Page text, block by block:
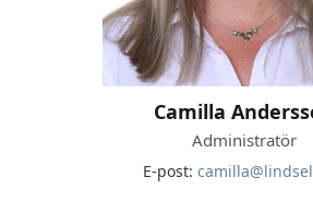
Camilla
Administratör
E-post: